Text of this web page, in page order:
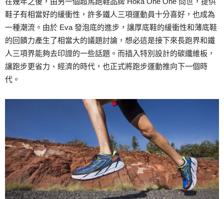
鞋子有相當好的緩衝性，許多鐵人三項運動員十分喜好，也成為
一種潮流。由於 Eva 發泡底的進步，讓厚底鞋的緩衝性和薄底鞋
的回饋力產生了相當大的議題討論，想必這是接下來長跑界和鐵
人三項界能夠去印證的一些話題。而插入特別設計的碳纖維板，
讓跑步更省力、經濟的時代，也正式將跑步運動推向下一個時
代。